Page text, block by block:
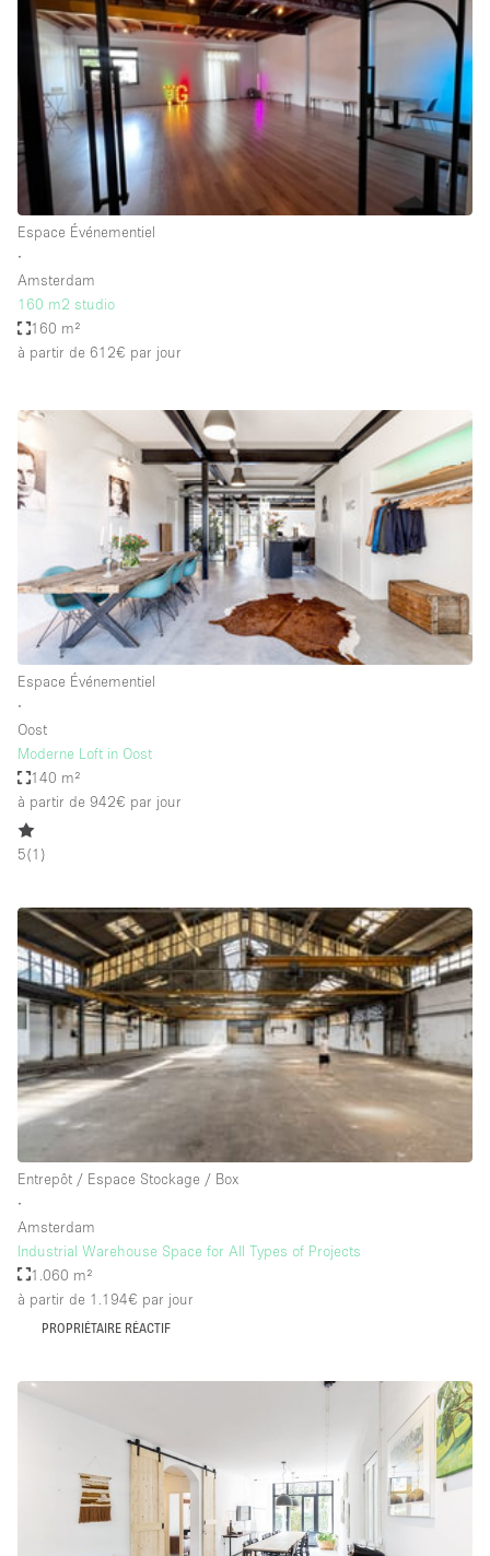
Caractéristiques de l'espace
Accès aux handicapés
Air conditionné
Animals Friendly
Ascenseur
Bar
Comptoir
Cuisine
De plain-pied
Entrée Large
Espace Avec Vue
Espace Brut
Espace Epuré / Minimaliste
Exposition Véhicules
Internet
Licence Alcool
Lumière du Jour
Portants
Presentoir Vitrine
Rooftop / Terrasse
Réserve
Salle de Bain
Smoking Area
Soundproof
Style Industriel
Sur Rue
Surface Habitable
Water Access
Éclairage
Espace Événementiel
∙
Amsterdam
160 m2 studio
160 m²
à partir de 612€ par jour
Espace Événementiel
∙
Oost
Moderne Loft in Oost
140 m²
à partir de 942€ par jour
5(1 )
Entrepôt / Espace Stockage / Box
∙
Amsterdam
Industrial Warehouse Space for All Types of Projects
1.060 m²
à partir de 1.194€ par jour
PROPRIÉTAIRE RÉACTIF